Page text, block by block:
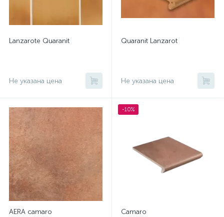
Lanzarote Quaranit
Не указана цена
Quaranit Lanzarot
Не указана цена
AERA camaro
-10%
Camaro